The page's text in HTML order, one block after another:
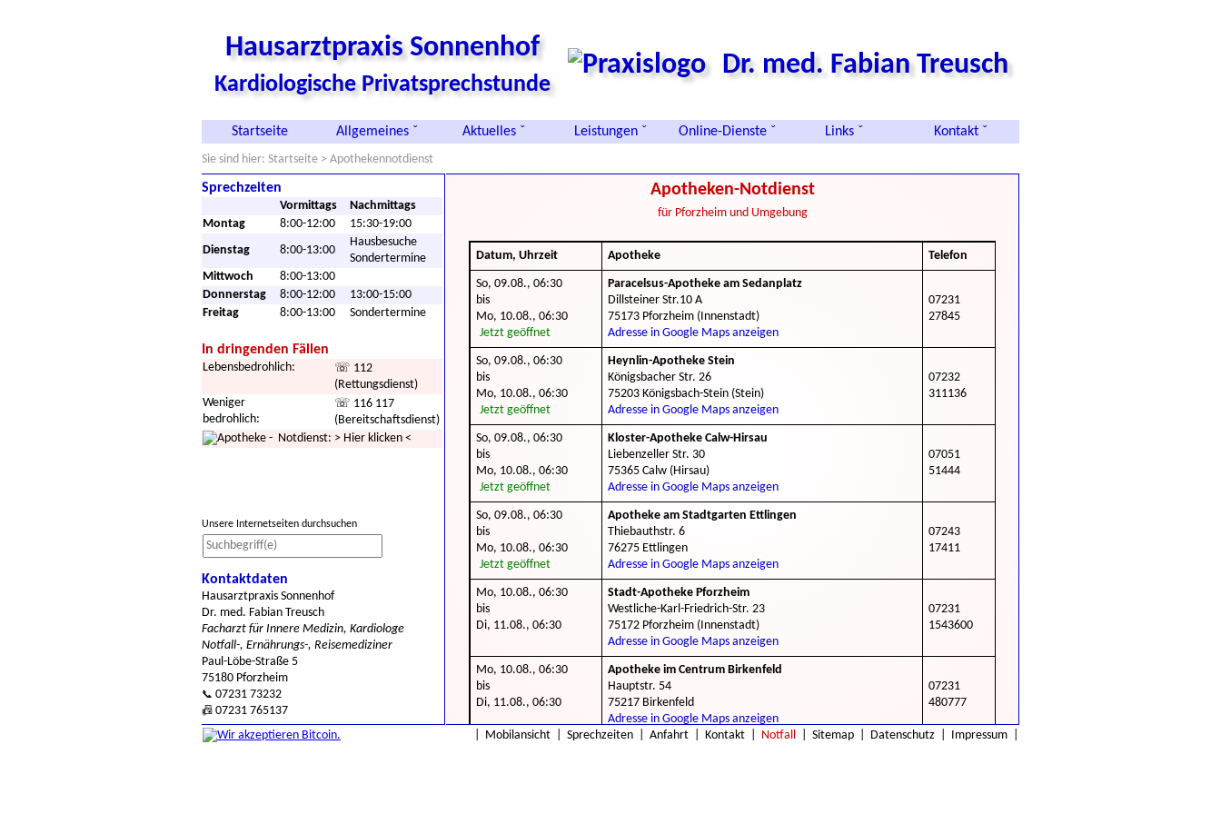
Hausarztpraxis Sonnenhof
Kardiologische Privatsprechstunde
Dr. med. Fabian Treusch
Startseite Allgemeines ˇ Aktuelles ˇ Leistungen ˇ Online-Dienste ˇ Links ˇ Kontakt ˇ
Sie sind hier: Startseite > Apothekennotdienst
Sprechzeiten
Vormittags
Nachmittags
Montag
8:00-12:00
15:30-19:00
Dienstag
8:00-13:00
Hausbesuche
Sondertermine
Mittwoch
8:00-13:00
Donnerstag
8:00-12:00
13:00-15:00
Freitag
8:00-13:00 Sondertermine
In dringenden Fällen
Lebensbedrohlich:
☏ 112
(Rettungsdienst)
Weniger
bedrohlich:
☏ 116 117
(Bereitschaftsdienst)
- Notdienst: > Hier klicken <
Unsere Internetseiten durchsuchen
Kontaktdaten
Hausarztpraxis Sonnenhof
Dr. med. Fabian Treusch
Facharzt für Innere Medizin, Kardiologe
Notfall-, Ernährungs-, Reisemediziner
Paul-Löbe-Straße 5
75180 Pforzheim
📞 07231 73232
📠 07231 765137
Apotheken-Notdienst
für Pforzheim und Umgebung
Datum, Uhrzeit Apotheke Telefon
So, 09.08., 06:30
bis
Mo, 10.08., 06:30
Jetzt geöffnet
Paracelsus-Apotheke am Sedanplatz
Dillsteiner Str.10 A
75173 Pforzheim (Innenstadt)
Adresse in Google Maps anzeigen
07231
27845
So, 09.08., 06:30
bis
Mo, 10.08., 06:30
Jetzt geöffnet
Heynlin-Apotheke Stein
Königsbacher Str. 26
75203 Königsbach-Stein (Stein)
Adresse in Google Maps anzeigen
07232
311136
So, 09.08., 06:30
bis
Mo, 10.08., 06:30
Jetzt geöffnet
Kloster-Apotheke Calw-Hirsau
Liebenzeller Str. 30
75365 Calw (Hirsau)
Adresse in Google Maps anzeigen
07051
51444
So, 09.08., 06:30
bis
Mo, 10.08., 06:30
Jetzt geöffnet
Apotheke am Stadtgarten Ettlingen
Thiebauthstr. 6
76275 Ettlingen
Adresse in Google Maps anzeigen
07243
17411
Mo, 10.08., 06:30
bis
Di, 11.08., 06:30
Stadt-Apotheke Pforzheim
Westliche-Karl-Friedrich-Str. 23
75172 Pforzheim (Innenstadt)
Adresse in Google Maps anzeigen
07231
1543600
Mo, 10.08., 06:30
bis
Di, 11.08., 06:30
Apotheke im Centrum Birkenfeld
Hauptstr. 54
75217 Birkenfeld
Adresse in Google Maps anzeigen
07231
480777
Mobilansicht Sprechzeiten Anfahrt Kontakt Notfall Sitemap Datenschutz Impressum